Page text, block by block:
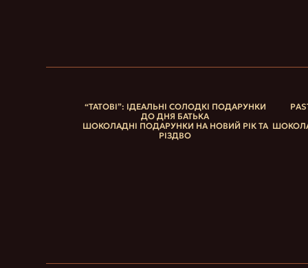
“ТАТОВІ”: ІДЕАЛЬНІ СОЛОДКІ ПОДАРУНКИ
ДО ДНЯ БАТЬКА
ШОКОЛАДНІ ПОДАРУНКИ НА НОВИЙ РІК ТА
РІЗДВО